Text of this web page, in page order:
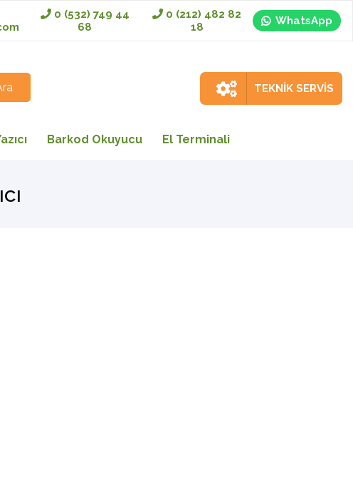
0 (532) 749 44
68
0 (212) 482 82
18
WhatsApp
TEKNİK SERVİS
Barkod Okuyucu El Terminali